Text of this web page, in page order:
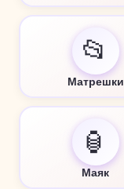
📂
Матрешки
🏮
Маяк